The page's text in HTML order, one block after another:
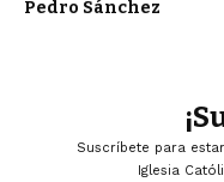
Pedro Sánchez
Suscríbete para
Iglesia